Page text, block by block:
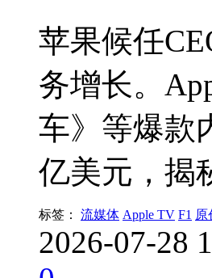
苹果候任
务增长。
车》等爆款
亿美元，揭
标签： 流媒体 Apple TV F1 原
2026-07-28